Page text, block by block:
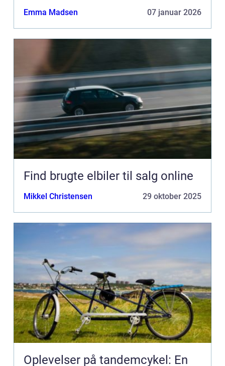
Emma Madsen 07 januar 2026
Find brugte elbiler til salg online
Mikkel Christensen 29 oktober 2025
Oplevelser på tandemcykel: En